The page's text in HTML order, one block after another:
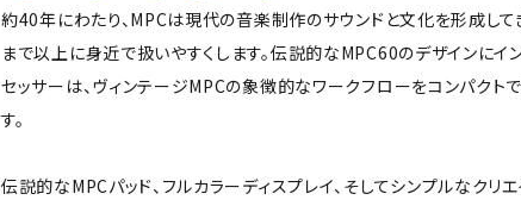
約40年にわたり、MPCは現代の音楽制作のサウンドと文化を形成し
まで以上に身近で扱いやすくします。伝説的なMPC60のデザインにイ
セッサーは、ヴィンテージMPCの象徴的なワークフローをコンパク
す。
伝説的なMPCパッド、フルカラーディスプレイ、そしてシンプルなクリ